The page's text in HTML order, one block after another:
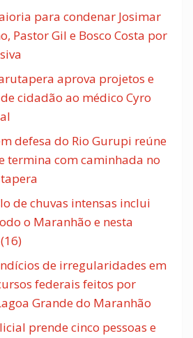
para condenar Josimar
Pastor Gil e Bosco Costa por
aprova projetos e
cidadão ao médico Cyro
defesa do Rio Gurupi reúne
termina com caminhada no
de chuvas intensas inclui
o Maranhão e nesta
de irregularidades em
federais feitos por
Grande do Maranhão
prende cinco pessoas e